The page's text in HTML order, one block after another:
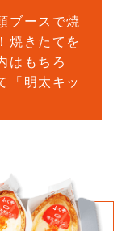
ブースで焼
焼きたてを
はもちろ
「明太キッ